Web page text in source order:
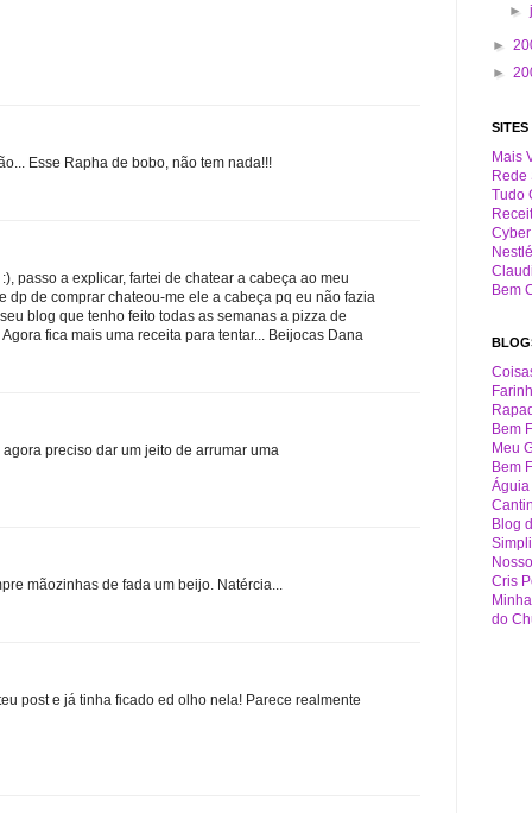
Esse Rapha de bobo, não tem nada!!!
passo a explicar, fartei de chatear a cabeça ao meu
dp de comprar chateou-me ele a cabeça pq eu não fazia
blog que tenho feito todas as semanas a pizza de
fica mais uma receita para tentar... Beijocas Dana
preciso dar um jeito de arrumar uma
mãozinhas de fada um beijo. Natércia...
post e já tinha ficado ed olho nela! Parece realmente
►
►
►
Mais
Rede
Tudo
Nestlé
Bem
Bem
Meu
Bem
Águia
Blog
Cris
do